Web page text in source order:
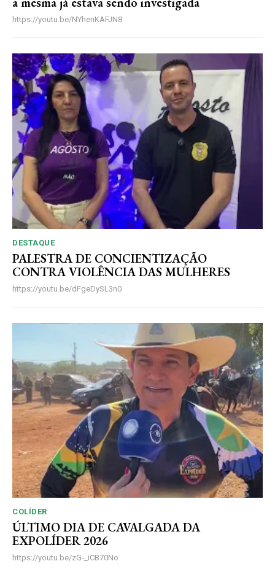
https://youtu.be/NYhenKAFJN8
DESTAQUE
PALESTRA DE CONCIENTIZAÇÃO
CONTRA VIOLÊNCIA DAS MULHERES
https://youtu.be/dFgeDySL3n0
COLÍDER
ÚLTIMO DIA DE CAVALGADA DA
EXPOLÍDER 2026
https://youtu.be/zG-_iCB70No